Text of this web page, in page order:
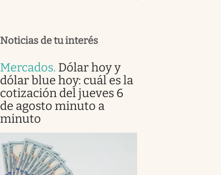
Noticias de tu interés
Mercados. Dólar hoy y
dólar blue hoy: cuál es la
cotización del jueves 6
de agosto minuto a
minuto